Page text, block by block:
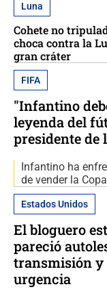
Luna
Cohete no
choca contra la
gran cráter
FIFA
"Infantino
leyenda del
presidente de
Infantino ha
de vender la
Estados Unidos
El bloguero
pareció
transmisión y
urgencia